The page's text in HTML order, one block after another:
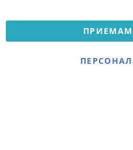
Електронен
разработен и